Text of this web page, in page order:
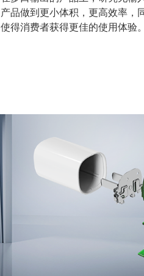
产品做到更小体积，更高效率，
使得消费者获得更佳的使用体验。